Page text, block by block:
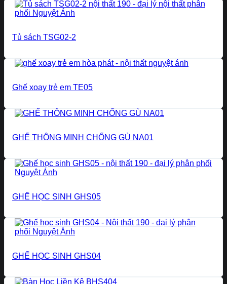
Tủ sách TSG02-2
Ghế xoay trẻ em TE05
GHẾ THÔNG MINH CHỐNG GÙ NA01
GHẾ HỌC SINH GHS05
GHẾ HỌC SINH GHS04